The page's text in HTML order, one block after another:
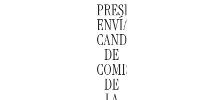
PRESIDENTA
ENVÍA
CANDIDATOS
DE
COMISIONADOS
DE